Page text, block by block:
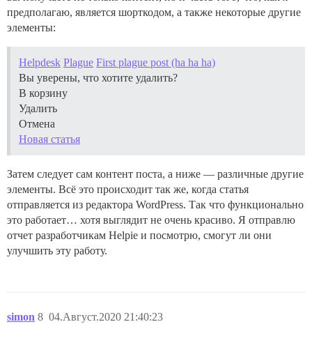
предполагаю, является шорткодом, а также некоторые другие
элементы:
Helpdesk Plague First plague post (ha ha ha)
Вы уверены, что хотите удалить?
В корзину
Удалить
Отмена
Новая статья
Затем следует сам контент поста, а ниже — различные другие
элементы. Всё это происходит так же, когда статья
отправляется из редактора WordPress. Так что функционально
это работает… хотя выглядит не очень красиво. Я отправлю
отчет разработчикам Helpie и посмотрю, смогут ли они
улучшить эту работу.
simon 04.Август.2020 21:40:23
8